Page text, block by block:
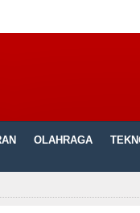
OLAHRAGA